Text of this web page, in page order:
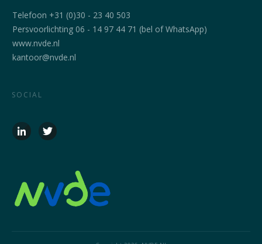
Telefoon +31 (0)30 - 23 40 503
Persvoorlichting 06 - 14 97 44 71 (bel of WhatsApp)
www.nvde.nl
kantoor@nvde.nl
SOCIAL